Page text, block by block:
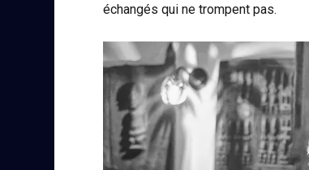
échangés qui ne trompent pas.